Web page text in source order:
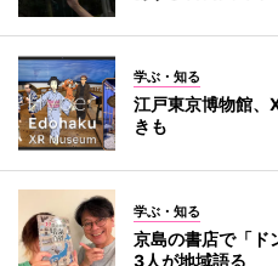
学ぶ・知る
江戸東京博物館
きも
学ぶ・知る
京島の書店で「
3人が地域語る